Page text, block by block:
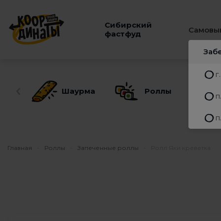
Сибирский
фастфуд
Шаурма Роллы
Главная Роллы Запеченные роллы